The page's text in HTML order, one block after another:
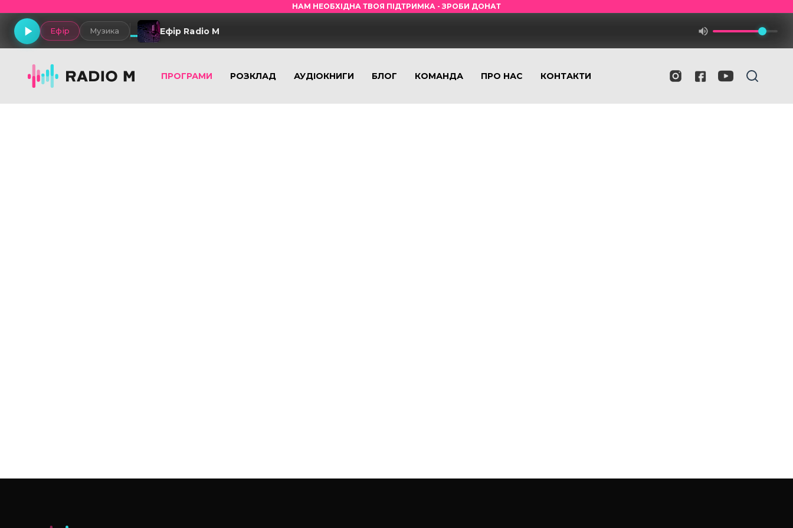
НАМ НЕОБХІДНА ТВОЯ ПІДТРИМКА - ЗРОБИ ДОНАТ
Ефір Музика Ефір Radio M
ПРОГРАМИ РОЗКЛАД АУДІОКНИГИ БЛОГ КОМАНДА ПРО НАС КОНТАКТИ